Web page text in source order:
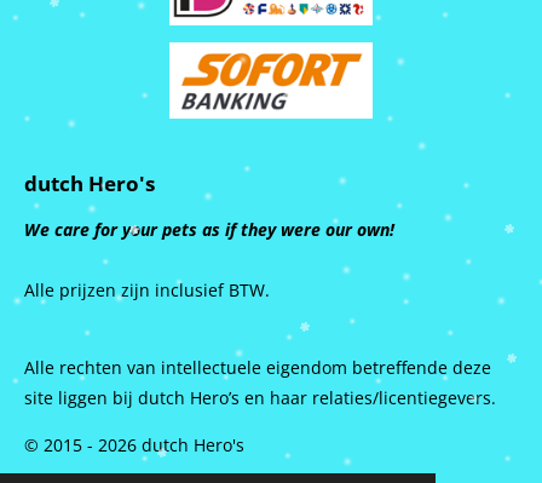
dutch Hero's
We care for your pets as if they were our own!
Alle prijzen zijn inclusief BTW.
Alle rechten van intellectuele eigendom betreffende deze
site liggen bij dutch Hero’s en haar relaties/licentiegevers.
© 2015 - 2026 dutch Hero's